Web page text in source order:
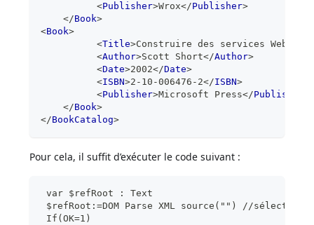
<Publisher>Wrox</Publisher>
</Book>
<Book>
<Title>Construire des services Web XML
<Author>Scott Short</Author>
<Date>2002</Date>
<ISBN>2-10-006476-2</ISBN>
<Publisher>Microsoft Press</Publisher
</Book>
</BookCatalog>
Pour cela, il suffit d’exécuter le code suivant :
var $refRoot : Text
$refRoot:=DOM Parse XML source("") //sélection
If(OK=1)